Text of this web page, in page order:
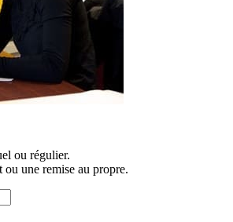
ou régulier.
une remise au propre.